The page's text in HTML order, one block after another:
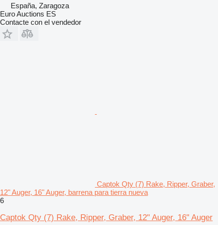
España, Zaragoza
Euro Auctions ES
Contacte con el vendedor
Captok Qty (7) Rake, Ripper, Graber,
12" Auger, 16" Auger, barrena para tierra nueva
6
Captok Qty (7) Rake, Ripper, Graber, 12" Auger, 16" Auger